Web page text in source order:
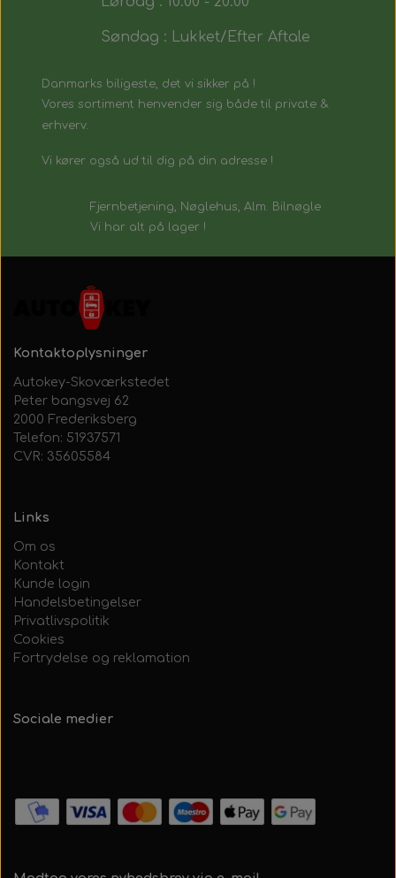
Søndag : Lukket/Efter Aftale
Danmarks biligeste, det vi sikker på !
Vores sortiment henvender sig både til private &
erhverv.
Vi kører også ud til dig på din adresse !
Fjernbetjening, Nøglehus, Alm. Bilnøgle
Vi har alt på lager !
Kontaktoplysninger
Autokey-Skoværkstedet
Peter bangsvej 62
2000 Frederiksberg
Telefon: 51937571
CVR: 35605584
Links
Om os
Kontakt
Kunde login
Handelsbetingelser
Privatlivspolitik
Cookies
Fortrydelse og reklamation
Sociale medier